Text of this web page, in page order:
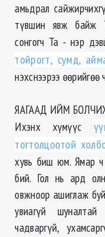
амьдрал
түвшин явж байж
сонгогч Та - нэр
тойрогт, сумд,
нэхснээрээ өөрийгөө
ЯАГААД ИЙМ
Ихэнх хүмүүс
тогтолцоотой
хувь биш юм. Ямар ч
бий. Гол нь ард
овжноор ашиглаж
увиагүй
чадваргүй,